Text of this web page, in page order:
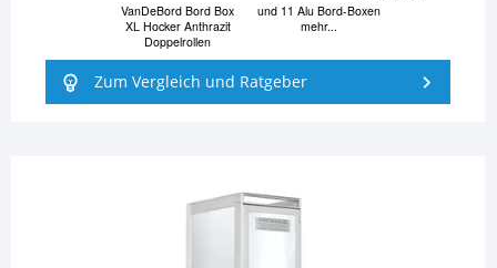
VanDeBord Bord Box
XL Hocker Anthrazit
Doppelrollen
und 11 Alu Bord-Boxen
mehr...
Zum Vergleich und Ratgeber